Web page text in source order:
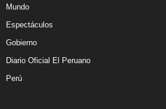
Mundo
Espectáculos
Gobierno
Diario Oficial El Peruano
Perú